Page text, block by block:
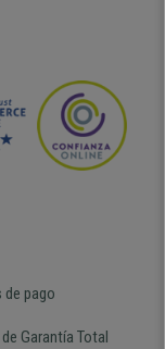
Si estoy contento
de pago
Garantía Total